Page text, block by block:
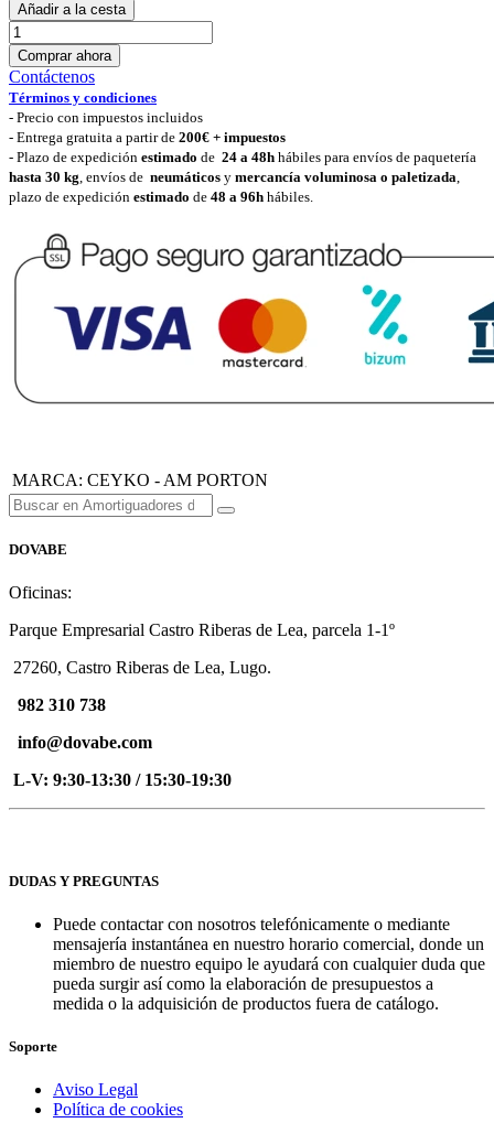
Añadir a la cesta
Comprar ahora
Contáctenos
Términos y condiciones
- Precio con impuestos incluidos
- Entrega gratuita a partir de 200€ + impuestos
- Plazo de expedición estimado de 24 a 48h hábiles para envíos de paquetería
hasta 30 kg, envíos de neumáticos y mercancía voluminosa o paletizada,
plazo de expedición estimado de 48 a 96h hábiles.
MARCA: CEYKO - AM PORTON
DOVABE
Oficinas:
Parque Empresarial Castro Riberas de Lea, parcela 1-1º
27260, Castro Riberas de Lea, Lugo.
982 310 738
info@dovabe.com
L-V: 9:30-13:30 / 15:30-19:30
DUDAS Y PREGUNTAS
Puede contactar con nosotros telefónicamente o mediante
mensajería instantánea en nuestro horario comercial, donde un
miembro de nuestro equipo le ayudará con cualquier duda que
pueda surgir así como la elaboración de presupuestos a
medida o la adquisición de productos fuera de catálogo.
Soporte
Aviso Legal
Política de cookies